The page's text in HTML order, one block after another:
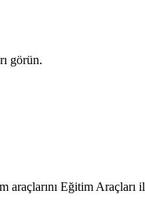
görün.
Eğitim Araçları